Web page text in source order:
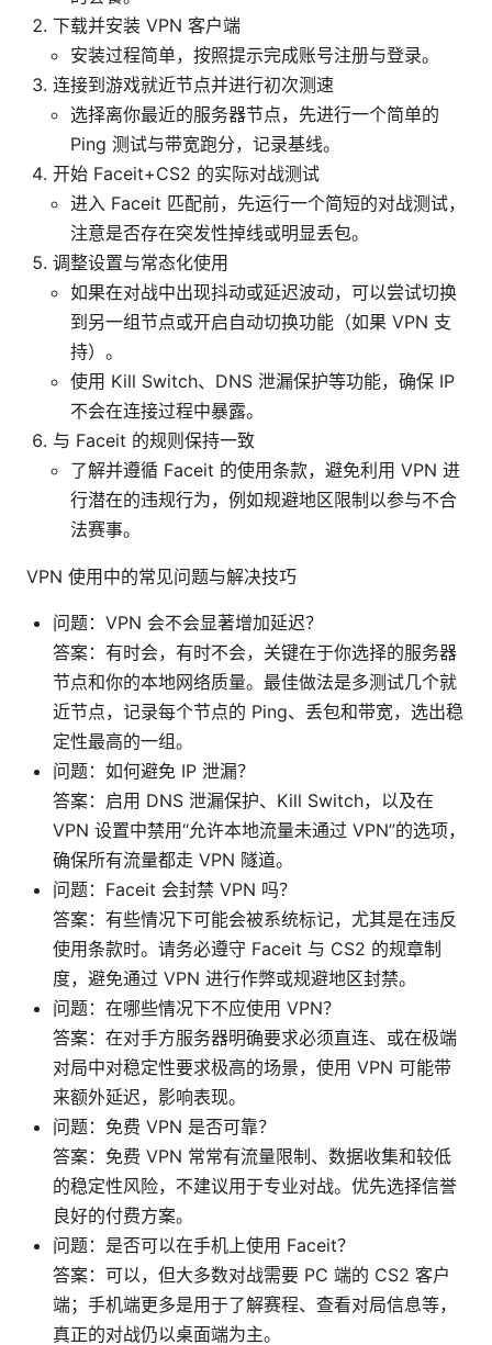
下载并安装 VPN 客户端
安装过程简单，按照提示完成账号注册与登录。
连接到游戏就近节点并进行初次测速
选择离你最近的服务器节点，先进行一个简单的
Ping 测试与带宽跑分，记录基线。
开始 Faceit+CS2 的实际对战测试
进入 Faceit 匹配前，先运行一个简短的对战测试，
注意是否存在突发性掉线或明显丢包。
调整设置与常态化使用
如果在对战中出现抖动或延迟波动，可以尝试切换
到另一组节点或开启自动切换功能（如果 VPN 支
持）。
使用 Kill Switch、DNS 泄漏保护等功能，确保 IP
不会在连接过程中暴露。
与 Faceit 的规则保持一致
了解并遵循 Faceit 的使用条款，避免利用 VPN 进
行潜在的违规行为，例如规避地区限制以参与不合
法赛事。
VPN 使用中的常见问题与解决技巧
问题：VPN 会不会显著增加延迟？
答案：有时会，有时不会，关键在于你选择的服务器
节点和你的本地网络质量。最佳做法是多测试几个就
近节点，记录每个节点的 Ping、丢包和带宽，选出稳
定性最高的一组。
问题：如何避免 IP 泄漏？
答案：启用 DNS 泄漏保护、Kill Switch，以及在
VPN 设置中禁用“允许本地流量未通过 VPN”的选项，
确保所有流量都走 VPN 隧道。
问题：Faceit 会封禁 VPN 吗？
答案：有些情况下可能会被系统标记，尤其是在违反
使用条款时。请务必遵守 Faceit 与 CS2 的规章制
度，避免通过 VPN 进行作弊或规避地区封禁。
问题：在哪些情况下不应使用 VPN？
答案：在对手方服务器明确要求必须直连、或在极端
对局中对稳定性要求极高的场景，使用 VPN 可能带
来额外延迟，影响表现。
问题：免费 VPN 是否可靠？
答案：免费 VPN 常常有流量限制、数据收集和较低
的稳定性风险，不建议用于专业对战。优先选择信誉
良好的付费方案。
问题：是否可以在手机上使用 Faceit？
答案：可以，但大多数对战需要 PC 端的 CS2 客户
端；手机端更多是用于了解赛程、查看对局信息等，
真正的对战仍以桌面端为主。